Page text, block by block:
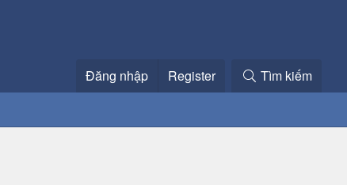
Đăng nhập Register Tìm kiếm